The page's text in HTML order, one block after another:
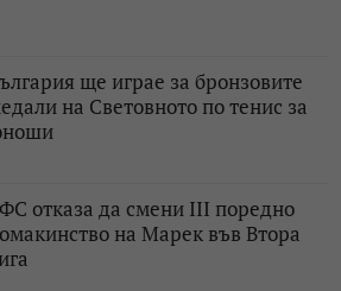
ще играе за бронзовите
на Световното по тенис за
отказа да смени III поредно
на Марек във Втора